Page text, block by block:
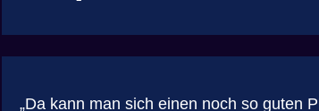
„Da kann man sich einen noch so guten